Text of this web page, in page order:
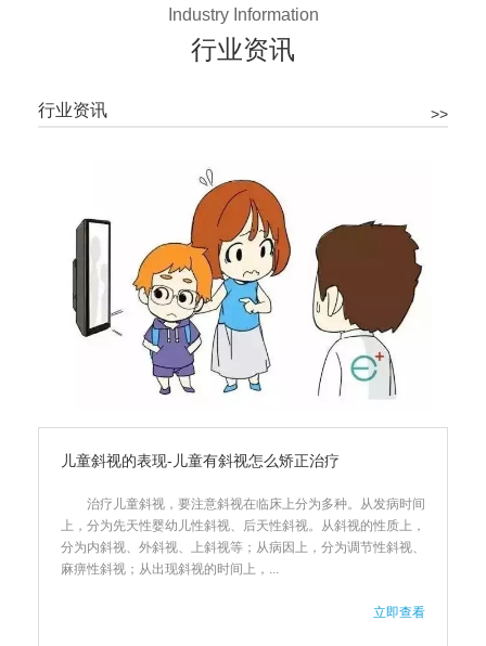
Industry Information
行业资讯
>>
行业资讯
儿童斜视的表现-儿童有斜视怎么矫正治疗
治疗儿童斜视，要注意斜视在临床上分为多种。从发病时间
上，分为先天性婴幼儿性斜视、后天性斜视。从斜视的性质上，
分为内斜视、外斜视、上斜视等；从病因上，分为调节性斜视、
麻痹性斜视；从出现斜视的时间上，...
立即查看